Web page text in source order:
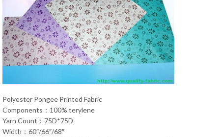
Polyester Pongee Printed Fabric
Components：100% terylene
Yarn Count：75D*75D
Width：60″/66″/68″